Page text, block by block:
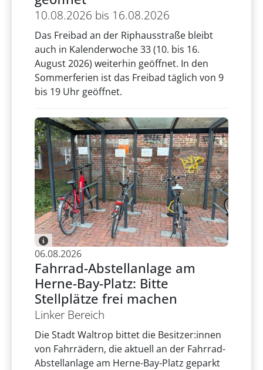
10.08.2026 bis 16.08.2026
Das Freibad an der Riphausstraße bleibt
auch in Kalenderwoche 33 (10. bis 16.
August 2026) weiterhin geöffnet. In den
Sommerferien ist das Freibad täglich von 9
bis 19 Uhr geöffnet.
06.08.2026
Fahrrad-Abstellanlage am
Herne-Bay-Platz: Bitte
Stellplätze frei machen
Linker Bereich
Die Stadt Waltrop bittet die Besitzer:innen
von Fahrrädern, die aktuell an der Fahrrad-
Abstellanlage am Herne-Bay-Platz geparkt